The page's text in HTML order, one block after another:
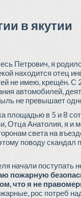
в якутии
Петрович, я
находится отец
не имею, крещён.
автомобилей,
не превышает
площадью в 5 и 8
Отца Анатолия, я
света на
поводу
начали поступать
пожарную
что я не
рос потреб